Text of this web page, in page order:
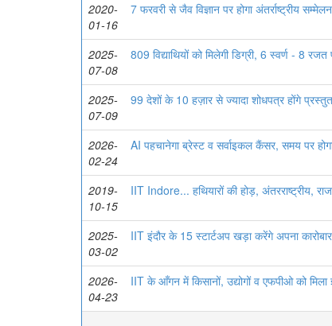
2020-
01-16
7 फरवरी से जैव विज्ञान पर होगा अंतर्राष्ट्रीय सम्मेलन
2025-
07-08
809 विद्याथियों को मिलेगी डिग्री, 6 स्वर्ण - 8
2025-
07-09
99 देशों के 10 हज़ार से ज्यादा शोधपत्र होंगे
2026-
02-24
AI पहचानेगा ब्रेस्ट व सर्वाइकल कैंसर, समय पर
2019-
10-15
IIT Indore... हथियारों की होड़, अंतरराष्ट्रीय,
2025-
03-02
IIT इंदौर के 15 स्टार्टअप खड़ा करेंगे अपना
2026-
04-23
IIT के आँगन में किसानों, उद्योगों व एफपीओ को मिला